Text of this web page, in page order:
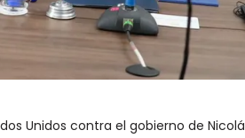
Unidos contra el gobierno de